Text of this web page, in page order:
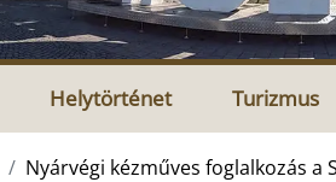
Helytörténet Turizmus
Nyárvégi kézműves foglalkozás a